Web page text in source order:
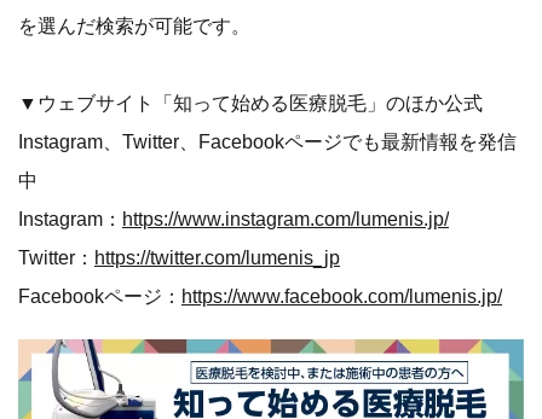
を選んだ検索が可能です。
▼ウェブサイト「知って始める医療脱毛」のほか公式
Instagram、Twitter、Facebookページでも最新情報を発信
中
Instagram： https://www.instagram.com/lumenis.jp/
Twitter： https://twitter.com/lumenis_jp
Facebookページ： https://www.facebook.com/lumenis.jp/